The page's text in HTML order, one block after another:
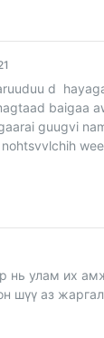
d
baigaa
guugvi
нь улам их
шүү аз